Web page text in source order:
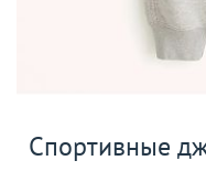
Спортивные